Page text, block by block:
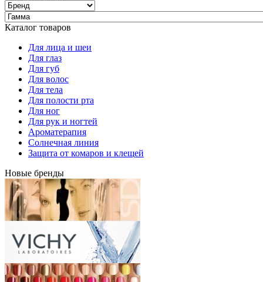
Каталог товаров
Для лица и шеи
Для глаз
Для губ
Для волос
Для тела
Для полости рта
Для ног
Для рук и ногтей
Ароматерапия
Солнечная линия
Защита от комаров и клещей
Новые бренды